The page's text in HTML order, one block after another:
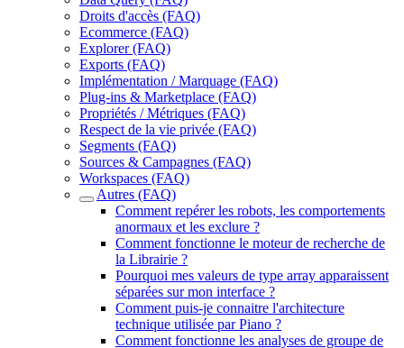
Droits d'accès (FAQ)
Ecommerce (FAQ)
Explorer (FAQ)
Exports (FAQ)
Implémentation / Marquage (FAQ)
Plug-ins & Marketplace (FAQ)
Propriétés / Métriques (FAQ)
Respect de la vie privée (FAQ)
Segments (FAQ)
Sources & Campagnes (FAQ)
Workspaces (FAQ)
Autres (FAQ)
Comment repérer les robots, les comportements
anormaux et les exclure ?
Comment fonctionne le moteur de recherche de
la Librairie ?
Pourquoi mes valeurs de type array apparaissent
séparées sur mon interface ?
Comment puis-je connaitre l'architecture
technique utilisée par Piano ?
Comment fonctionne les analyses de groupe de